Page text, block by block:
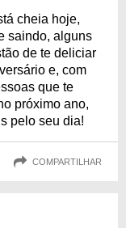
cheia hoje,
saindo, alguns
de te deliciar
e, com
que te
próximo ano,
pelo seu dia!
COMPARTILHAR